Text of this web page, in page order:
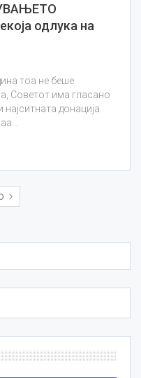
одлука на
тоа не беше
Советот има гласано
најситната донација